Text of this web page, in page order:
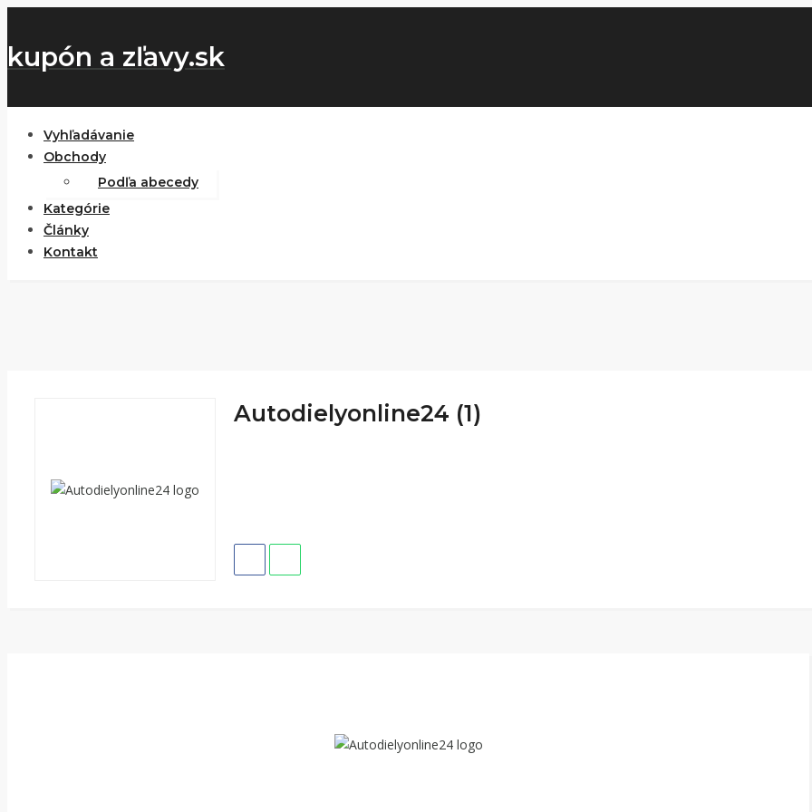
kupón a zľavy.sk
Vyhľadávanie
Obchody
Podľa abecedy
Kategórie
Články
Kontakt
Autodielyonline24 (1)